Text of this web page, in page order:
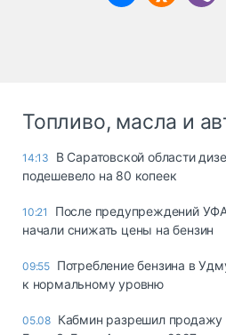
Топливо, масла и
14:13
В Саратовской области
подешевело на 80 копеек
10:21
После предупреждений
начали снижать цены на бензин
09:55 Потребление бензина в
к нормальному уровню
05.08 Кабмин разрешил продажу